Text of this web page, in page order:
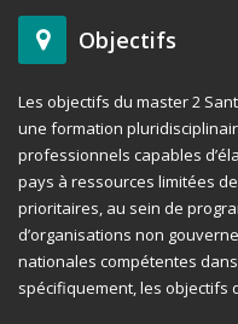
Objectifs
Les objectifs du master 2
une formation
professionnels capables
pays à ressources limitées
prioritaires, au sein de
d’organisations non
nationales compétentes
spécifiquement, les objectifs